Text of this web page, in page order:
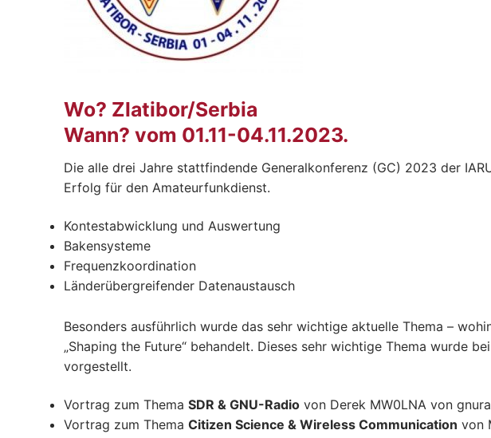
Wo? Zlatibor/Serbia
Wann? vom 01.11-04.11.2023.
Die alle drei Jahre stattfindende Generalkonferenz (GC) 2023 der
Erfolg für den Amateurfunkdienst.
Kontestabwicklung und Auswertung
Bakensysteme
Frequenzkoordination
Länderübergreifender Datenaustausch
Besonders ausführlich wurde das sehr wichtige aktuelle Thema –
„Shaping the Future“ behandelt. Dieses sehr wichtige Thema wurde
vorgestellt.
Vortrag zum Thema SDR & GNU-Radio von Derek MW0LNA von
Vortrag zum Thema Citizen Science & Wireless Communication von